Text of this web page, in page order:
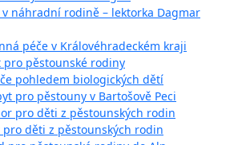
náhradní rodině – lektorka Dagmar
péče v Královéhradeckém kraji
pro pěstounské rodiny
pohledem biologických dětí
pro pěstouny v Bartošově Peci
pro děti z pěstounských rodin
děti z pěstounských rodin